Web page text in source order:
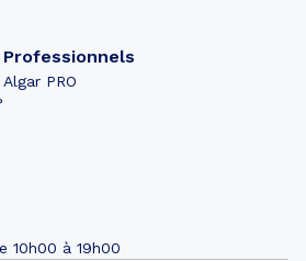
Professionnels
Algar PRO
10h00 à 19h00